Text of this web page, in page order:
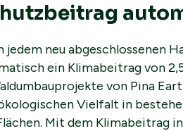
jedem neu abgeschlossenen
ein Klimabeitrag von
von Pina
Vielfalt in
Mit dem Klimabeitrag